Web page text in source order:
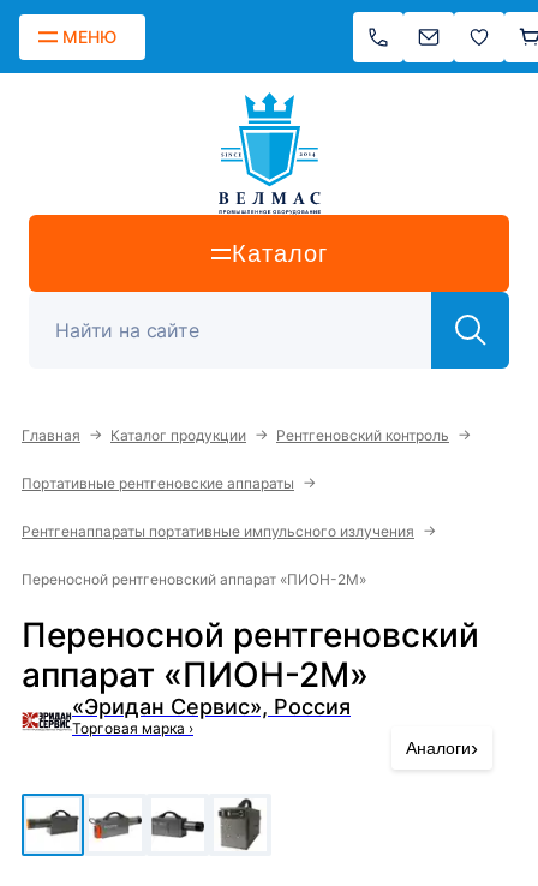
МЕНЮ
Каталог
Главная → Каталог продукции → Рентгеновский контроль →
Портативные рентгеновские аппараты →
Рентгенаппараты портативные импульсного излучения →
Переносной рентгеновский аппарат «ПИОН-2М»
Переносной рентгеновский
аппарат «ПИОН-2М»
«Эридан Сервис», Россия
Торговая марка ›
Аналоги›